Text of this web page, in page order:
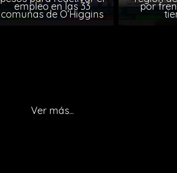
empleo en las 33
comunas de O’Higgins
por
Ver más...